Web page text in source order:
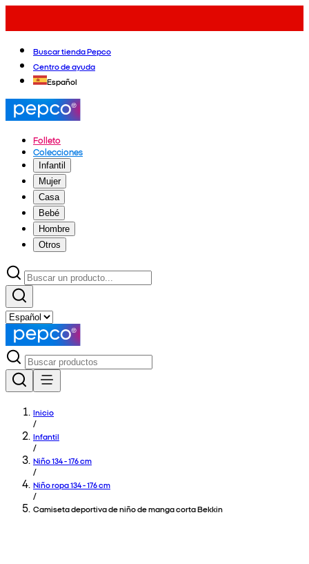
Buscar tienda Pepco
Centro de ayuda
Español
Folleto
Colecciones
Infantil
Mujer
Casa
Bebé
Hombre
Otros
Inicio
/
Infantil
/
Niño 134 - 176 cm
/
Niño ropa 134 - 176 cm
/
Camiseta deportiva de niño de manga corta Bekkin